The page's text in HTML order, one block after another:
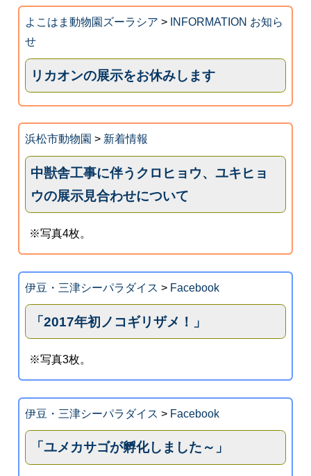
よこはま動物園ズーラシア > INFORMATION お知ら
せ
リカオンの展示をお休みします
浜松市動物園 > 新着情報
中獣舎工事に伴うクロヒョウ、ユキヒョ
ウの展示見合わせについて
※写真4枚。
伊豆・三津シーパラダイス > Facebook
「2017年初ノコギリザメ！」
※写真3枚。
伊豆・三津シーパラダイス > Facebook
「ユメカサゴが孵化しました～」